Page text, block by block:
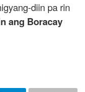
diin pa rin
ang Boracay